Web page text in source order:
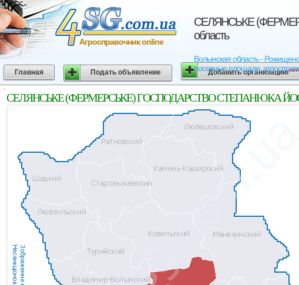
СЕЛЯНСЬКЕ
область
Волынская область -
посевные площади,
Агросправочник online
Главная Подать объявление Добавить организацию
СЕЛЯНСЬКЕ (ФЕРМЕРСЬКЕ) ГОСПОДАРСТВО СТЕПАНЮКА